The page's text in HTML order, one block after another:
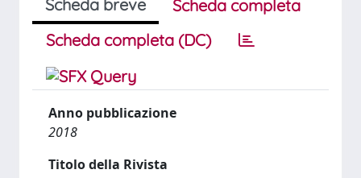
Scheda breve
Scheda completa
Scheda completa (DC)
Anno pubblicazione
2018
Titolo della Rivista